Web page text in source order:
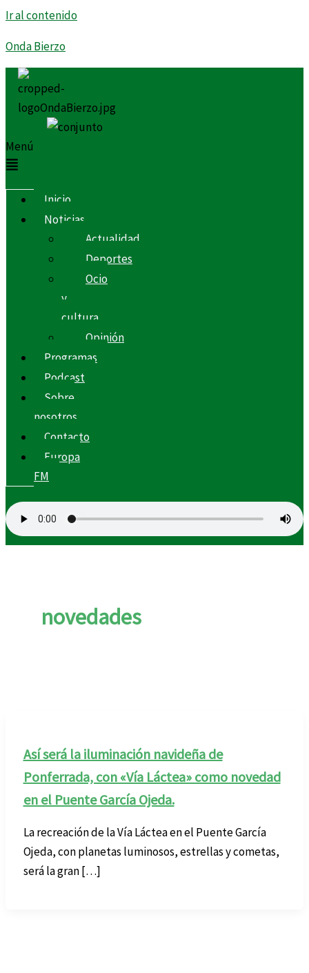
Ir al contenido
Onda Bierzo
Menú
Inicio
Noticias
Actualidad
Deportes
Ocio
y
cultura
Opinión
Programas
Podcast
Sobre
nosotros
Contacto
Europa
FM
novedades
Así será la iluminación navideña de
Ponferrada, con «Vía Láctea» como novedad
en el Puente García Ojeda.
La recreación de la Vía Láctea en el Puente García
Ojeda, con planetas luminosos, estrellas y cometas,
será la gran […]